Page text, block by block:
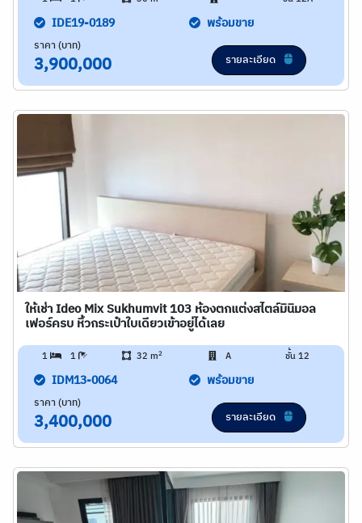
IDE19-0189 พร้อมขาย
ราคา (บาท)
3,900,000 รายละเอียด
ให้เช่า Ideo Mix Sukhumvit 103 ห้องตกแต่งสไตล์มินิมอล
เฟอร์ครบ หิ้วกระเป๋าใบเดียวเข้าอยู่ได้เลย
1 1 32 m2 A ชั้น 12
IDM13-0064 พร้อมขาย
ราคา (บาท)
3,400,000 รายละเอียด